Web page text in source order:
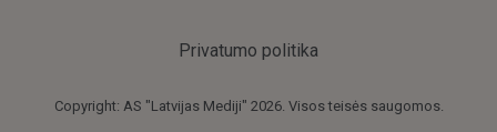
Copyright: AS "Latvijas Mediji" 2026. Visos teisės saugomos.
Privatumo politika